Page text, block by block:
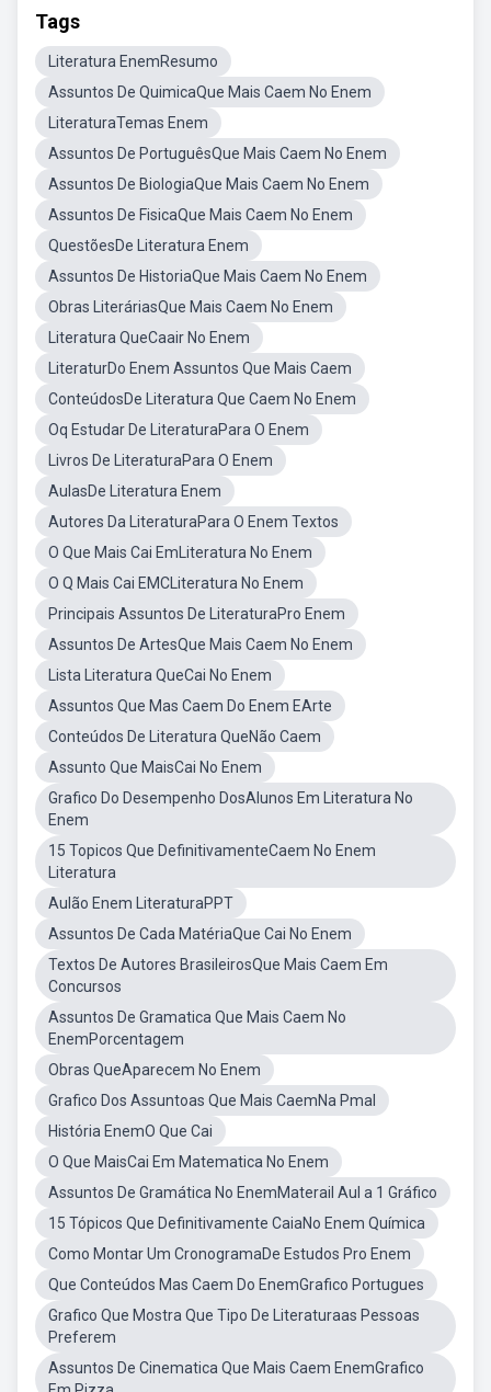
Tags
Literatura EnemResumo
Assuntos De QuimicaQue Mais Caem No Enem
LiteraturaTemas Enem
Assuntos De PortuguêsQue Mais Caem No Enem
Assuntos De BiologiaQue Mais Caem No Enem
Assuntos De FisicaQue Mais Caem No Enem
QuestõesDe Literatura Enem
Assuntos De HistoriaQue Mais Caem No Enem
Obras LiteráriasQue Mais Caem No Enem
Literatura QueCaair No Enem
LiteraturDo Enem Assuntos Que Mais Caem
ConteúdosDe Literatura Que Caem No Enem
Oq Estudar De LiteraturaPara O Enem
Livros De LiteraturaPara O Enem
AulasDe Literatura Enem
Autores Da LiteraturaPara O Enem Textos
O Que Mais Cai EmLiteratura No Enem
O Q Mais Cai EMCLiteratura No Enem
Principais Assuntos De LiteraturaPro Enem
Assuntos De ArtesQue Mais Caem No Enem
Lista Literatura QueCai No Enem
Assuntos Que Mas Caem Do Enem EArte
Conteúdos De Literatura QueNão Caem
Assunto Que MaisCai No Enem
Grafico Do Desempenho DosAlunos Em Literatura No
Enem
15 Topicos Que DefinitivamenteCaem No Enem
Literatura
Aulão Enem LiteraturaPPT
Assuntos De Cada MatériaQue Cai No Enem
Textos De Autores BrasileirosQue Mais Caem Em
Concursos
Assuntos De Gramatica Que Mais Caem No
EnemPorcentagem
Obras QueAparecem No Enem
Grafico Dos Assuntoas Que Mais CaemNa Pmal
História EnemO Que Cai
O Que MaisCai Em Matematica No Enem
Assuntos De Gramática No EnemMaterail Aul a 1 Gráfico
15 Tópicos Que Definitivamente CaiaNo Enem Química
Como Montar Um CronogramaDe Estudos Pro Enem
Que Conteúdos Mas Caem Do EnemGrafico Portugues
Grafico Que Mostra Que Tipo De Literaturaas Pessoas
Preferem
Assuntos De Cinematica Que Mais Caem EnemGrafico